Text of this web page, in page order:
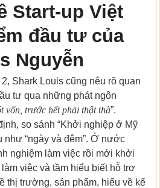
Start-up Việt
đầu tư của
Nguyễn
Shark Louis cũng nêu rõ quan
tư qua những phát ngôn
vốn, trước hết phải thật thà”.
so sánh “Khởi nghiệp ở Mỹ
như “ngày và đêm”. Ở nước
nghiệm làm việc rồi mới khởi
việc và tầm hiểu biết hỗ trợ
thị trường, sản phẩm, hiểu về kế